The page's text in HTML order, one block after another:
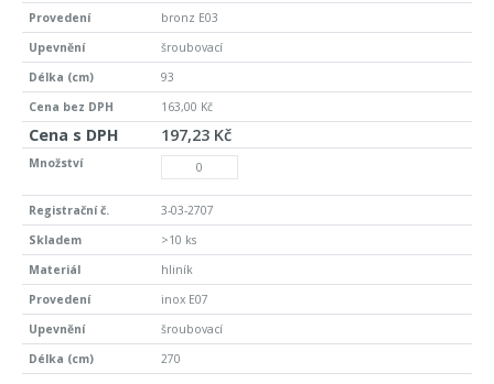
bronz E03
šroubovací
93
163,00 Kč
197,23 Kč
3-03-2707
>10 ks
hliník
inox E07
šroubovací
270